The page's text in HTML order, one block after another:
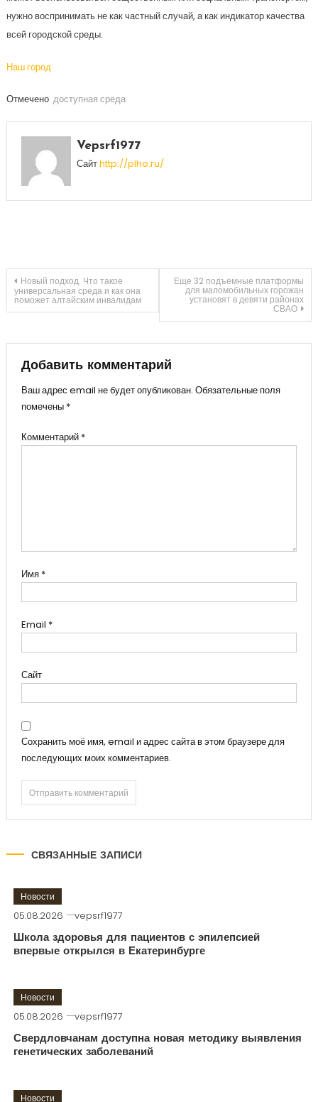
нужно воспринимать не как частный случай, а как индикатор качества
всей городской среды.
Наш город
Отмечено доступная среда
Vepsrf1977
Сайтhttp://plho.ru/
Навигация
по
записям
Новый подход. Что такое
универсальная среда и как она
поможет алтайским инвалидам
Еще 32 подъемные платформы
для маломобильных горожан
установят в девяти районах
СВАО
Добавить комментарий
Ваш адрес email не будет опубликован. Обязательные поля
помечены *
Комментарий *
Имя *
Email *
Сайт
Сохранить моё имя, email и адрес сайта в этом браузере для
последующих моих комментариев.
СВЯЗАННЫЕ ЗАПИСИ
Новости
05.08.2026 vepsrf1977
Школа здоровья для пациентов с эпилепсией
впервые открылся в Екатеринбурге
Новости
05.08.2026 vepsrf1977
Свердловчанам доступна новая методику выявления
генетических заболеваний
Новости